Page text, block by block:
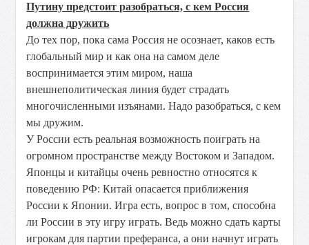
Путину предстоит разобраться, с кем Россия
должна дружить
До тех пор, пока сама Россия не осознает, каков есть
глобальный мир и как она на самом деле
воспринимается этим миром, наша
внешнеполитическая линия будет страдать
многочисленными изъянами. Надо разобраться, с кем
мы дружим.
У России есть реальная возможность поиграть на
огромном пространстве между Востоком и Западом.
Японцы и китайцы очень ревностно относятся к
поведению РФ: Китай опасается приближения
России к Японии. Игра есть, вопрос в том, способна
ли России в эту игру играть. Ведь можно сдать карты
игрокам для партии преферанса, а они начнут играть